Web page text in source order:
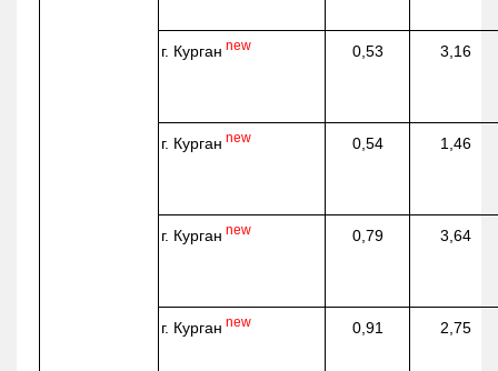
г. Курган new 0,53 3,16
г. Курган new 0,54 1,46
г. Курган new 0,79 3,64
г. Курган new 0,91 2,75